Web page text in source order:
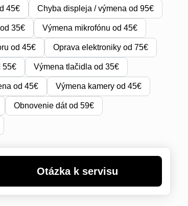
45€ Chyba displeja / výmena od 95€
35€ Výmena mikrofónu od 45€
od 45€ Oprava elektroniky od 75€
55€ Výmena tlačidla od 35€
od 45€ Výmena kamery od 45€
Obnovenie dát od 59€